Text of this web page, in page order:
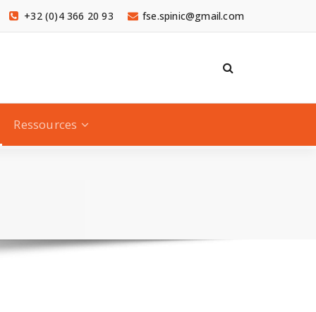
fse.spinic@gmail.com
+32 (0)4 366 20 93
Ressources